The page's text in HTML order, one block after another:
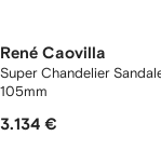
René Caovilla
Super Chandelier
105mm
3.134 €